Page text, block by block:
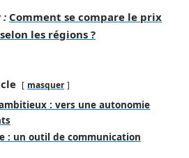
: Comment se compare le prix
les régions ?
masquer
: vers une autonomie
: un outil de communication